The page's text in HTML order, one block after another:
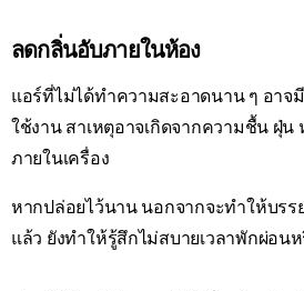
ลดกลิ่นอับภายในห้อง
แอร์ที่ไม่ได้ทำความสะอาดนาน ๆ อา
ใช้งาน สาเหตุอาจเกิดจากความชื้น ฝุ่
ภายในเครื่อง
หากปล่อยไว้นาน นอกจากจะทำให้บรร
แล้ว ยังทำให้รู้สึกไม่สบายเวลาพักผ่อน